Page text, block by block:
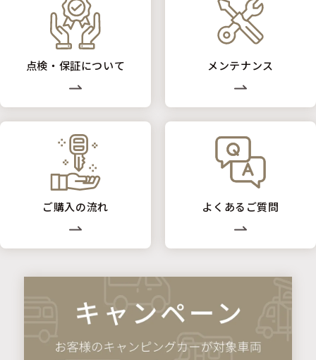
点検・保証について メンテナンス
ご購入の流れ よくあるご質問